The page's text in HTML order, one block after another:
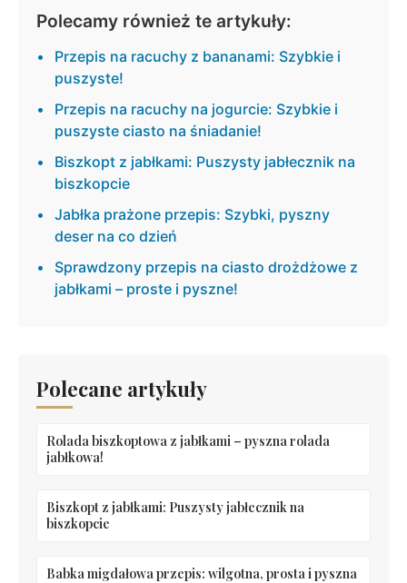
Polecamy również te artykuły:
Przepis na racuchy z bananami: Szybkie i
puszyste!
Przepis na racuchy na jogurcie: Szybkie i
puszyste ciasto na śniadanie!
Biszkopt z jabłkami: Puszysty jabłecznik na
biszkopcie
Jabłka prażone przepis: Szybki, pyszny
deser na co dzień
Sprawdzony przepis na ciasto drożdżowe z
jabłkami – proste i pyszne!
Polecane artykuły
Rolada biszkoptowa z jabłkami – pyszna rolada
jabłkowa!
Biszkopt z jabłkami: Puszysty jabłecznik na
biszkopcie
Babka migdałowa przepis: wilgotna, prosta i pyszna